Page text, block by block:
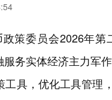
策委员会2026年
务实体经济主力军
具，优化工具管理